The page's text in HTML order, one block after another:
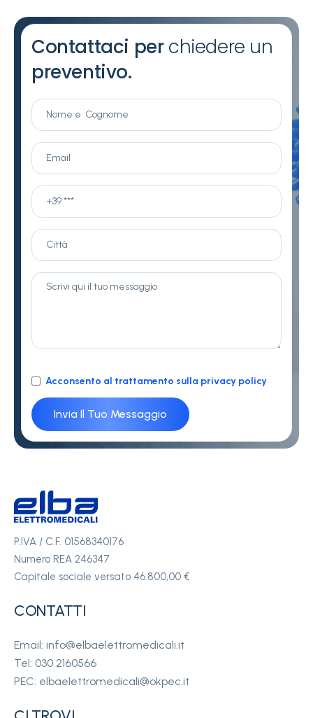
Contattaci perchiedere un
preventivo.
Acconsento al trattamento sulla privacy policy
P.IVA / C.F. 01568340176
Numero REA 246347
Capitale sociale versato 46.800,00 €
CONTATTI
Email: info@elbaelettromedicali.it
Tel: 030 2160566
PEC: elbaelettromedicali@okpec.it